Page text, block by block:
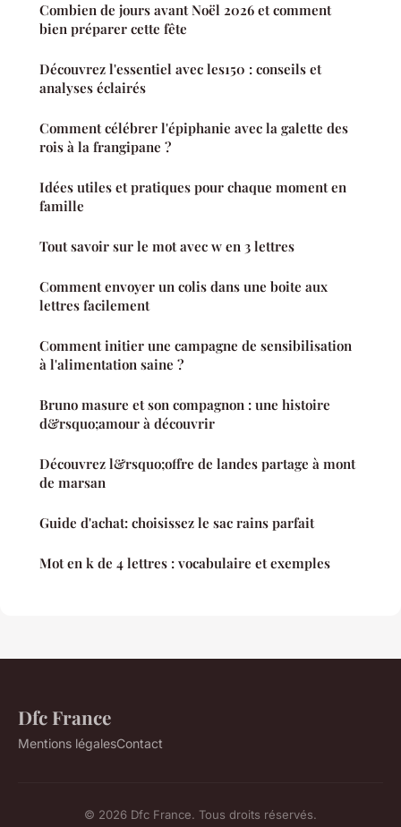
Combien de jours avant Noël 2026 et comment
bien préparer cette fête
Découvrez l'essentiel avec les150 : conseils et
analyses éclairés
Comment célébrer l'épiphanie avec la galette des
rois à la frangipane ?
Idées utiles et pratiques pour chaque moment en
famille
Tout savoir sur le mot avec w en 3 lettres
Comment envoyer un colis dans une boite aux
lettres facilement
Comment initier une campagne de sensibilisation
à l'alimentation saine ?
Bruno masure et son compagnon : une histoire
d&rsquo;amour à découvrir
Découvrez l&rsquo;offre de landes partage à mont
de marsan
Guide d'achat: choisissez le sac rains parfait
Mot en k de 4 lettres : vocabulaire et exemples
Dfc France
Mentions légalesContact
© 2026 Dfc France. Tous droits réservés.